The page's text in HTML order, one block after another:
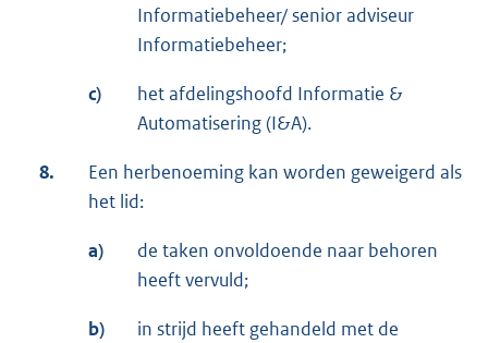
Informatiebeheer/ senior adviseur
Informatiebeheer;
c)
het afdelingshoofd Informatie &
Automatisering (I&A).
8.
Een herbenoeming kan worden geweigerd als
het lid:
a)
de taken onvoldoende naar behoren
heeft vervuld;
b)
in strijd heeft gehandeld met de